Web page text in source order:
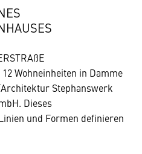
Wohneinheiten in Damme
Stephanswerk
Dieses
und Formen definieren